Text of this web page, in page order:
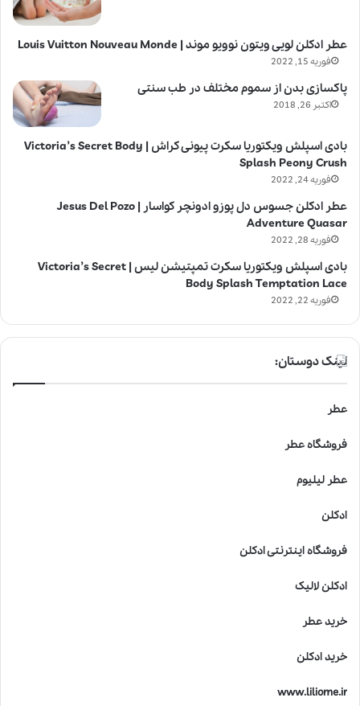
عطر ادکلن لویی ویتون نوویو موند | Louis Vuitton Nouveau Monde
فوریه 15, 2022
پاکسازی بدن از سموم مختلف در طب سنتی
اکتبر 26, 2018
بادی اسپلش ویکتوریا سکرت پیونی کراش | Victoria’s Secret Body
Splash Peony Crush
فوریه 24, 2022
عطر ادکلن جسوس دل پوزو ادونچر کواسار | Jesus Del Pozo
Adventure Quasar
فوریه 28, 2022
بادی اسپلش ویکتوریا سکرت تمپتیشن لیس | Victoria’s Secret
Body Splash Temptation Lace
فوریه 22, 2022
لینک دوستان:
عطر
فروشگاه عطر
عطر لیلیوم
ادکلن
فروشگاه اینترنتی ادکلن
ادکلن لالیک
خرید عطر
خرید ادکلن
www.liliome.ir